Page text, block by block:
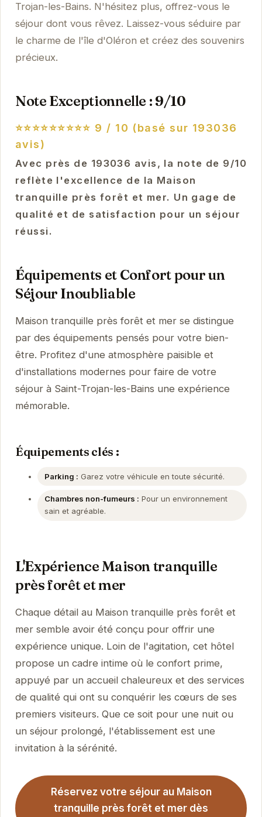
Trojan-les-Bains. N'hésitez plus, offrez-vous le
séjour dont vous rêvez. Laissez-vous séduire par
le charme de l'île d'Oléron et créez des souvenirs
précieux.
Note Exceptionnelle : 9/10
⭐⭐⭐⭐⭐⭐⭐⭐⭐ 9 / 10 (basé sur 193036
avis)
Avec près de 193036 avis, la note de 9/10
reflète l'excellence de la Maison
tranquille près forêt et mer. Un gage de
qualité et de satisfaction pour un séjour
réussi.
Équipements et Confort pour un
Séjour Inoubliable
Maison tranquille près forêt et mer se distingue
par des équipements pensés pour votre bien-
être. Profitez d'une atmosphère paisible et
d'installations modernes pour faire de votre
séjour à Saint-Trojan-les-Bains une expérience
mémorable.
Équipements clés :
Parking : Garez votre véhicule en toute sécurité.
Chambres non-fumeurs : Pour un environnement
sain et agréable.
L'Expérience Maison tranquille
près forêt et mer
Chaque détail au Maison tranquille près forêt et
mer semble avoir été conçu pour offrir une
expérience unique. Loin de l'agitation, cet hôtel
propose un cadre intime où le confort prime,
appuyé par un accueil chaleureux et des services
de qualité qui ont su conquérir les cœurs de ses
premiers visiteurs. Que ce soit pour une nuit ou
un séjour prolongé, l'établissement est une
invitation à la sérénité.
Réservez votre séjour au Maison
tranquille près forêt et mer dès